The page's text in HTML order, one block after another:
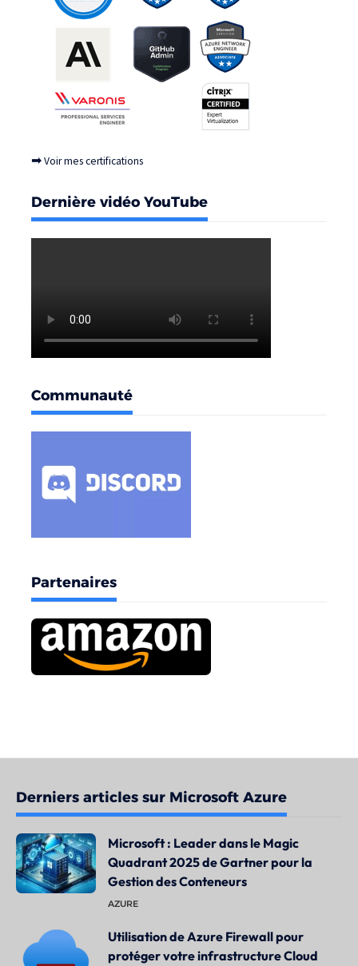
➡Voir mes certifications
Dernière vidéo YouTube
Communauté
Partenaires
Derniers articles sur Microsoft Azure
Microsoft : Leader dans le Magic
Quadrant 2025 de Gartner pour la
Gestion des Conteneurs
AZURE
Utilisation de Azure Firewall pour
protéger votre infrastructure Cloud